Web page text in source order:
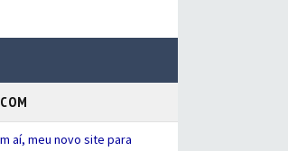
aí, meu novo site para